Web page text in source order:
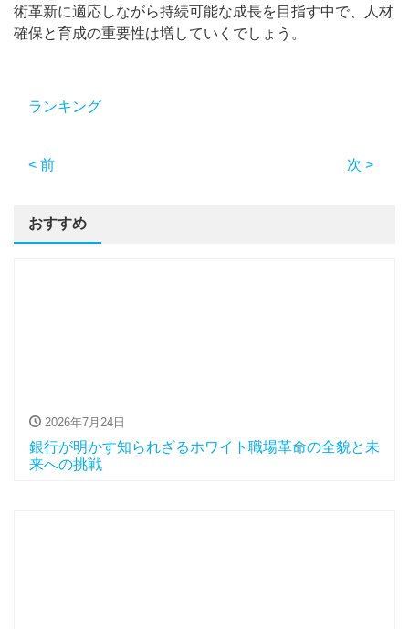
術革新に適応しながら持続可能な成長を目指す中で、人材
確保と育成の重要性は増していくでしょう。
ランキング
< 前 次 >
おすすめ
2026年7月24日
銀行が明かす知られざるホワイト職場革命の全貌と未
来への挑戦